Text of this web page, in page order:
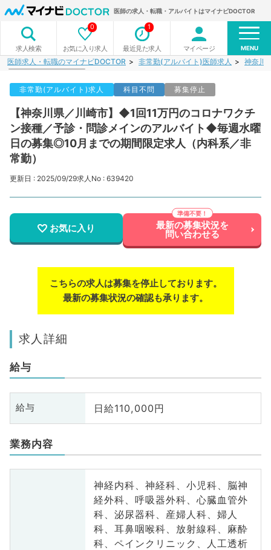
医師の求人・転職・アルバイトはマイナビDOCTOR
求人検索 お気に入り求人
0
最近見た求人
1
マイページ MENU
医師求人・転職のマイナビDOCTOR 非常勤(アルバイト)医師求人 神奈川
非常勤(アルバイト)求人 科目不問 募集停止
【神奈川県／川崎市】◆1回11万円のコロナワクチ
ン接種／予診・問診メインのアルバイト◆毎週水曜
日の募集◎10月までの期間限定求人（内科系／非
常勤）
更新日 : 2025/09/29求人No : 639420
お気に入り 最新の募集状況を
問い合わせる
こちらの求人は募集を停止しております。
最新の募集状況の確認も承ります。
求人詳細
給与
給与 日給110,000円
業務内容
神経内科、神経科、小児科、脳神
経外科、呼吸器外科、心臓血管外
科、泌尿器科、産婦人科、婦人
科、耳鼻咽喉科、放射線科、麻酔
科、ペインクリニック、人工透析